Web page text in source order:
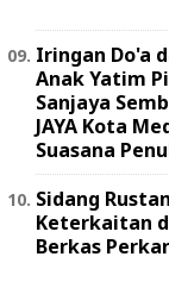
Iringan Do'a
Anak Yatim
Sanjaya
JAYA Kota
Suasana
Sidang
Keterkaitan
Berkas